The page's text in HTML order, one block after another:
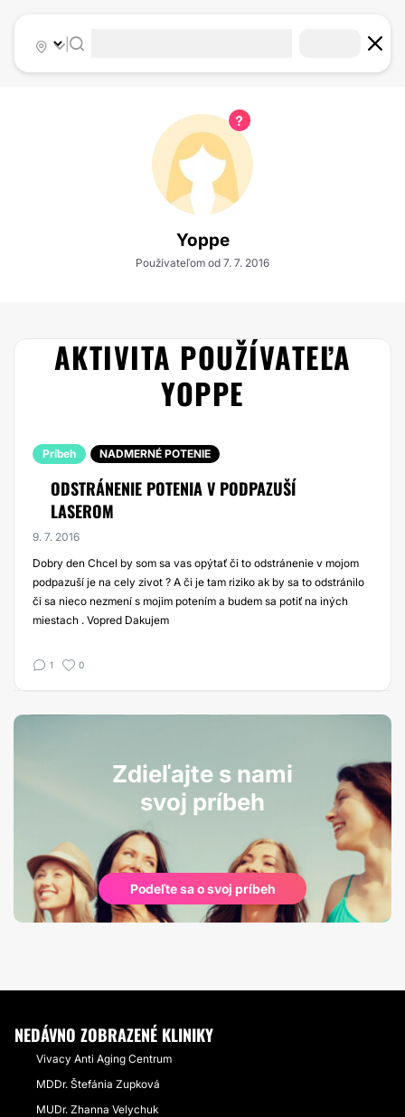
|
Yoppe
Používateľom od 7. 7. 2016
AKTIVITA POUŽÍVATEĽA
YOPPE
Príbeh NADMERNÉ POTENIE
ODSTRÁNENIE POTENIA V PODPAZUŠÍ
LASEROM
9. 7. 2016
Dobry den Chcel by som sa vas opýtať či to odstránenie v mojom
podpazuší je na cely zivot ? A či je tam riziko ak by sa to odstránilo
či sa nieco nezmení s mojim potením a budem sa potiť na iných
miestach . Vopred Dakujem
1 0
Zdieľajte s nami
svoj príbeh
Podeľte sa o svoj príbeh
NEDÁVNO ZOBRAZENÉ KLINIKY
Vivacy Anti Aging Centrum
MDDr. Štefánia Zupková
MUDr. Zhanna Velychuk